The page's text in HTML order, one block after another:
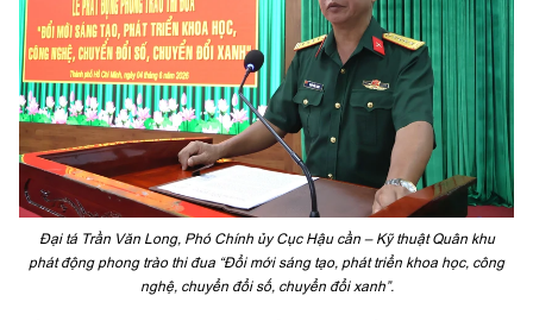
Đại tá Trần Văn Long, Phó Chính ủy Cục Hậu cần – Kỹ thuật Quân khu
phát động phong trào thi đua “Đổi mới sáng tạo, phát triển khoa học, công
nghệ, chuyển đổi số, chuyển đổi xanh”.